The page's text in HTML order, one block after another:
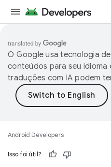
O Google usa tecnologia
conteúdos para seu idioma
traduções com IA podem
Android Developers
Isso foi útil?